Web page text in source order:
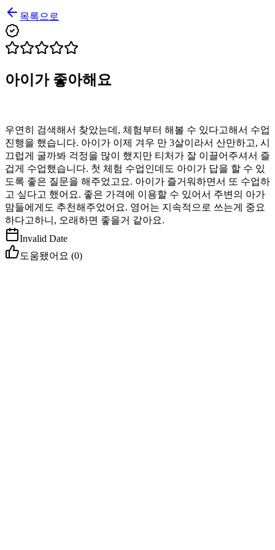
목록으로
아이가 좋아해요
우연히 검색해서 찾았는데, 체험부터 해볼 수 있다고해서 수업
진행을 했습니다. 아이가 이제 겨우 만 3살이라서 산만하고, 시
끄럽게 굴까봐 걱정을 많이 했지만 티처가 잘 이끌어주셔서 즐
겁게 수업했습니다. 첫 체험 수업인데도 아이가 답을 할 수 있
도록 좋은 질문을 해주었고요. 아이가 즐거워하면서 또 수업하
고 싶다고 했어요. 좋은 가격에 이용할 수 있어서 주변의 아가
맘들에게도 추천해주었어요. 영어는 지속적으로 쓰는게 중요
하다고하니, 오래하면 좋을거 같아요.
Invalid Date
도움됐어요 (0)